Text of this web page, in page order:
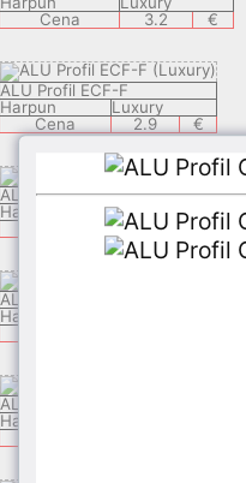
Cena
3.2 €
ALU Profil ECF-F
Harpun
Luxury
Cena
2.9 €
ALU Profil LEDECH
Harpun
Luxury
8.9 €
ALU Profil ZEK
Harpun
ALU Profil APPLY 05
Harpun